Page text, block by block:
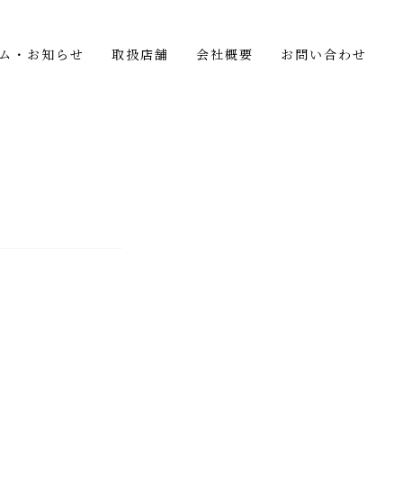
・お知らせ 取扱店舗 会社概要 お問い合わせ